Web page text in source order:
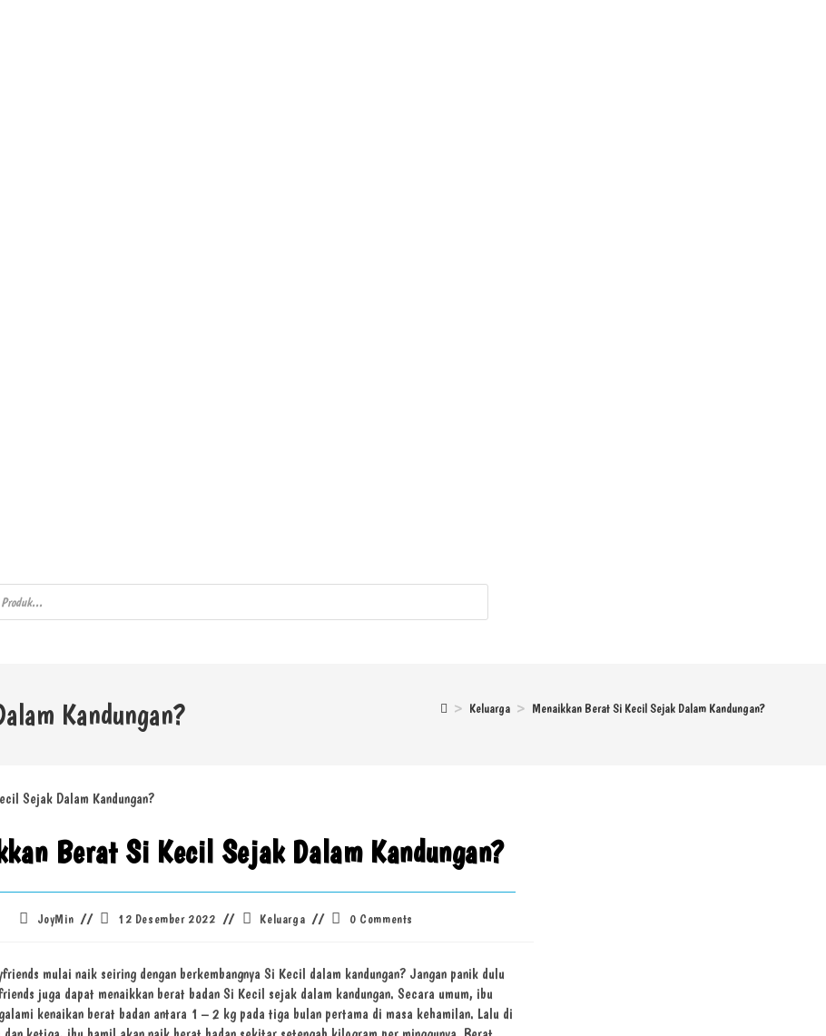
Kandungan? > Keluarga > Menaikkan Berat Si Kecil Sejak Dalam Kandungan?
Berat Si Kecil Sejak Dalam Kandungan?
PostJoyMin
Post12 Desember 2022
PostKeluarga
Post0 Comments
mulai naik seiring dengan berkembangnya Si Kecil dalam kandungan? Jangan panik dulu
juga dapat menaikkan berat badan Si Kecil sejak dalam kandungan. Secara umum, ibu
kenaikan berat badan antara 1 – 2 kg pada tiga bulan pertama di masa kehamilan. Lalu di